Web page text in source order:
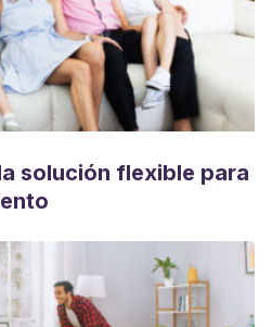
solución flexible para